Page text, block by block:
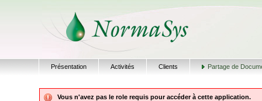
Présentation Activités Clients Partage de
Vous n'avez pas le role requis pour accéder à cette application.